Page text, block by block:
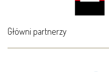
Główni partnerzy